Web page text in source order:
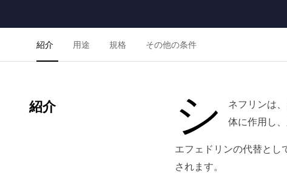
紹介 用途 規格 その他の条件
紹介 シ
ネフリンは
体に作用し
エフェドリンの代替とし
されます。